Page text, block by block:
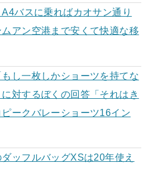
A4バスに乗ればカオサン通り
アン空港まで安くて快適な移
し一枚しかショーツを持てな
対するぼくの回答「それはき
ークバレーショーツ16イン
ッフルバッグXSは20年使え